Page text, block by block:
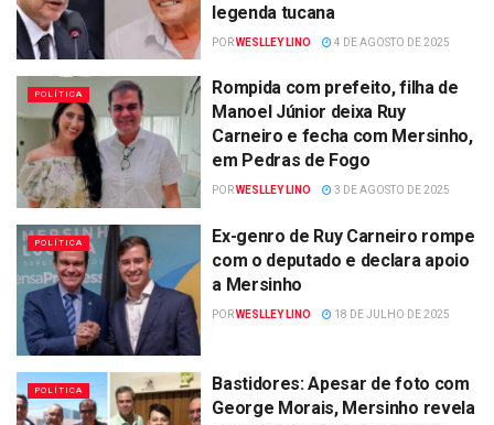
legenda tucana
PORWESLLEY LINO 4 DE AGOSTO DE 2025
POLÍTICA
Rompida com prefeito, filha de
Manoel Júnior deixa Ruy
Carneiro e fecha com Mersinho,
em Pedras de Fogo
PORWESLLEY LINO 3 DE AGOSTO DE 2025
POLÍTICA
Ex-genro de Ruy Carneiro rompe
com o deputado e declara apoio
a Mersinho
PORWESLLEY LINO 18 DE JULHO DE 2025
POLÍTICA
Bastidores: Apesar de foto com
George Morais, Mersinho revela